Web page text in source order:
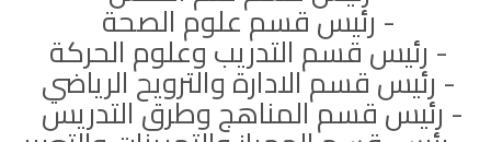
- رئيس قسم علوم الصحة
- رئيس قسم التدريب وعلوم الحركة
- رئيس قسم الادارة والترويح الرياضي
- رئيس قسم المناهج وطرق التدريس